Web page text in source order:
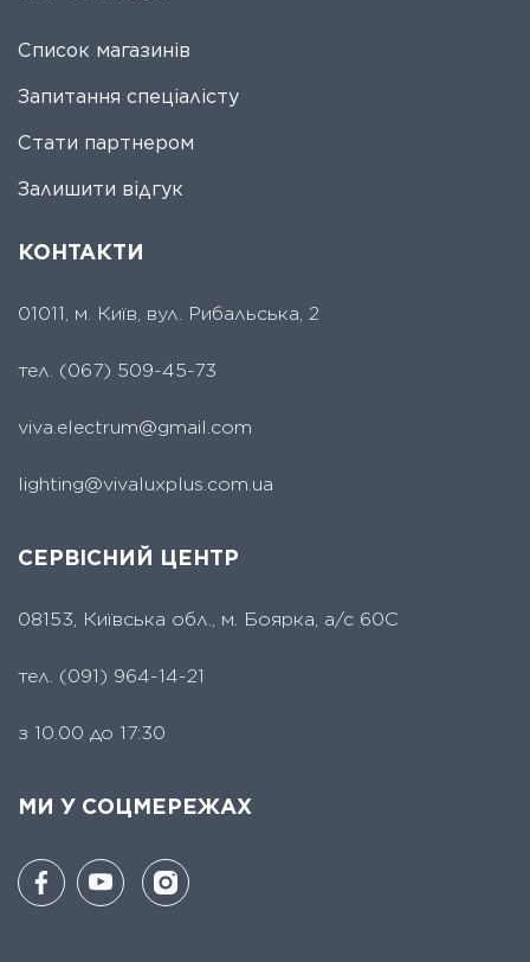
Список магазинів
Запитання спеціалісту
Стати партнером
Залишити відгук
КОНТАКТИ
01011, м. Київ, вул. Рибальська, 2
тел. (067) 509-45-73
viva.electrum@gmail.com
lighting@vivaluxplus.com.ua
СЕРВІСНИЙ ЦЕНТР
08153, Київська обл., м. Боярка, а/с 60С
тел. (091) 964-14-21
з 10.00 до 17:30
МИ У СОЦМЕРЕЖАХ